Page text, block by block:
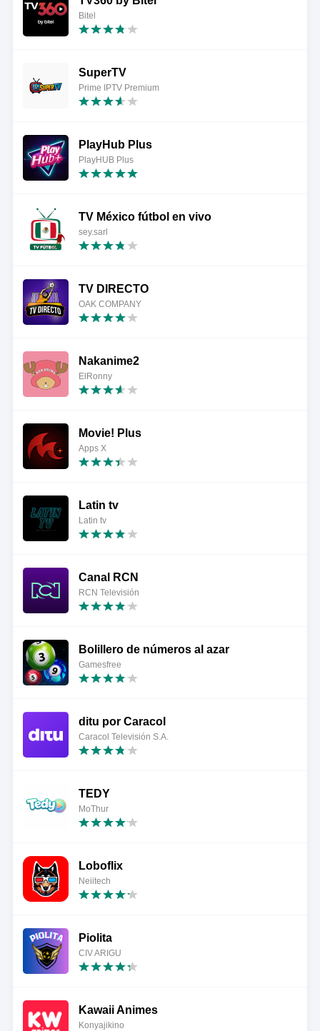
Bitel
SuperTV
Prime IPTV Premium
PlayHub Plus
PlayHUB Plus
TV México fútbol en vivo
sey.sarl
TV DIRECTO
OAK COMPANY
Nakanime2
ElRonny
Movie! Plus
Apps X
Latin tv
Latin tv
Canal RCN
RCN Televisión
Bolillero de números al azar
Gamesfree
ditu por Caracol
Caracol Televisión S.A.
TEDY
MoThur
Loboflix
Neiitech
Piolita
CIV ARIGU
Kawaii Animes
Konyajikino